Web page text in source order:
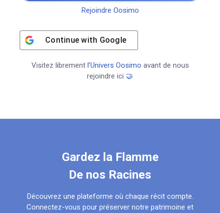
Gardez la Flamme
De nos Racines
Découvrez une plateforme où chaque récit compte.
Connectez-vous pour préserver notre patrimoine et
Rejoindre Oosimo
Continue with Google
Visitez librement l’Univers Oosimo avant de nous
rejoindre ici 🤝